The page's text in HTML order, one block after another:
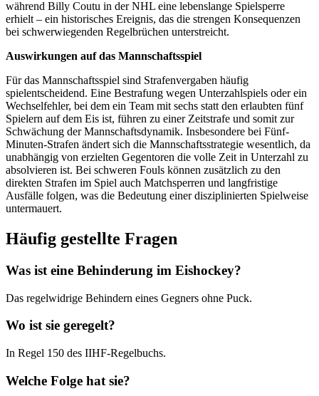
während Billy Coutu in der NHL eine lebenslange Spielsperre
erhielt – ein historisches Ereignis, das die strengen Konsequenzen
bei schwerwiegenden Regelbrüchen unterstreicht.
Auswirkungen auf das Mannschaftsspiel
Für das Mannschaftsspiel sind Strafenvergaben häufig
spielentscheidend. Eine Bestrafung wegen Unterzahlspiels oder ein
Wechselfehler, bei dem ein Team mit sechs statt den erlaubten fünf
Spielern auf dem Eis ist, führen zu einer Zeitstrafe und somit zur
Schwächung der Mannschaftsdynamik. Insbesondere bei Fünf-
Minuten-Strafen ändert sich die Mannschaftsstrategie wesentlich, da
unabhängig von erzielten Gegentoren die volle Zeit in Unterzahl zu
absolvieren ist. Bei schweren Fouls können zusätzlich zu den
direkten Strafen im Spiel auch Matchsperren und langfristige
Ausfälle folgen, was die Bedeutung einer disziplinierten Spielweise
untermauert.
Häufig gestellte Fragen
Was ist eine Behinderung im Eishockey?
Das regelwidrige Behindern eines Gegners ohne Puck.
Wo ist sie geregelt?
In Regel 150 des IIHF-Regelbuchs.
Welche Folge hat sie?